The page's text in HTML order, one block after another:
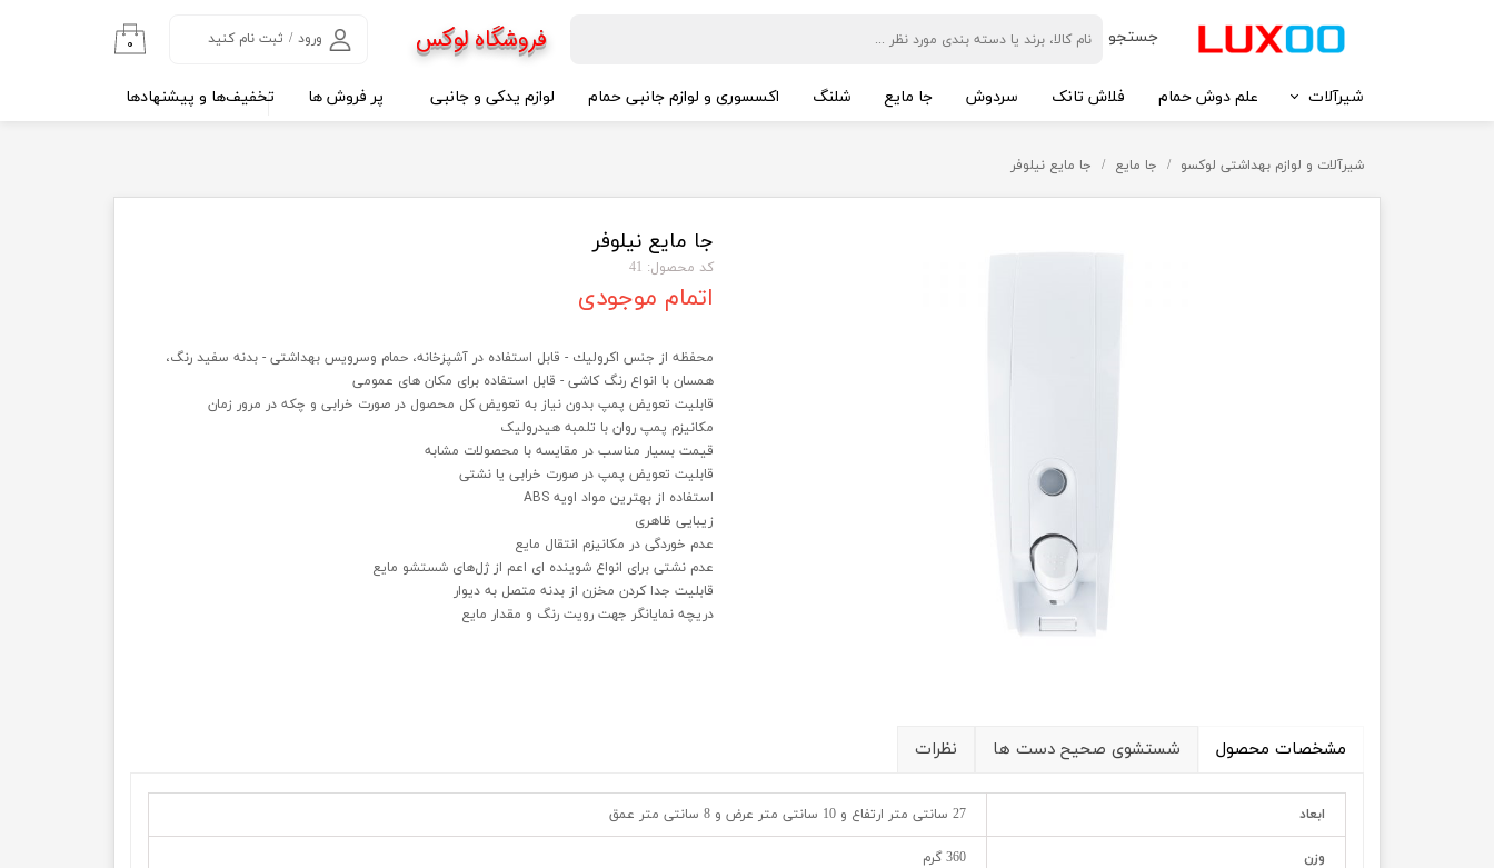
​جستجو ورود / ثبت نام کنید
تغییر گذر واژه
خروج از حساب
۰
شیرآلات علم دوش حمام فلاش تانک سردوش جا مایع شلنگ اکسسوری و لوازم جانبی حمام لوازم یدکی و جانبی پر فروش ها تخفیف‌ها و پیشنهادها
فروشگاه لوکس
شیرآلات و لوازم بهداشتی لوکسو جا مایع جا مایع نیلوفر
جا مایع نیلوفر
کد محصول: 41
اتمام موجودی
محفظه از جنس اكرولیك - قابل استفاده در آشپزخانه، حمام وسرویس بهداشتی - بدنه سفید رنگ،
همسان با انواع رنگ كاشی - قابل استفاده برای مكان های عمومی
قابلیت تعویض پمپ بدون نیاز به تعویض کل محصول در صورت خرابی و چکه در مرور زمان
مکانیزم پمپ روان با تلمبه هیدرولیک
قیمت بسیار مناسب در مقایسه با محصولات مشابه
قابلیت تعویض پمپ در صورت خرابی یا نشتی
استفاده از بهترین مواد اویه ABS
زیبایی ظاهری
عدم خوردگی در مکانیزم انتقال مایع
عدم نشتی برای انواع شوینده ای اعم از ژل‌‌‌‌های شستشو مایع
قابلیت جدا کردن مخزن از بدنه متصل به دیوار
دریچه نمایانگر جهت رویت رنگ و مقدار مایع
مشخصات محصول شستشوی صحیح دست ها نظرات
ابعاد 27 سانتی متر ارتفاع و 10 سانتی متر عرض و 8 سانتی متر عمق
وزن 360 گرم